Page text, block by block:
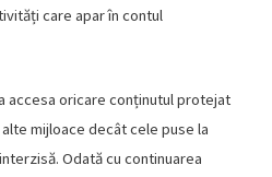
care apar în contul
accesa oricare conținutul protejat
mijloace decât cele puse la
Odată cu continuarea